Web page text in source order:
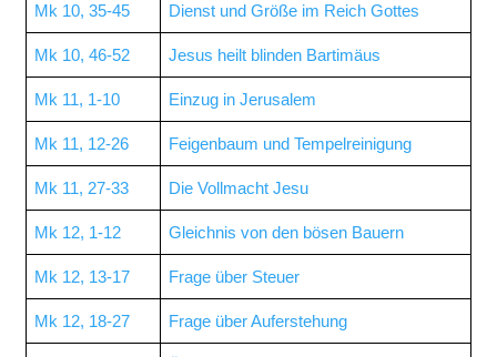
Mk 10, 35-45 Dienst und Größe im Reich Gottes
Mk 10, 46-52 Jesus heilt blinden Bartimäus
Mk 11, 1-10 Einzug in Jerusalem
Mk 11, 12-26 Feigenbaum und Tempelreinigung
Mk 11, 27-33 Die Vollmacht Jesu
Mk 12, 1-12 Gleichnis von den bösen Bauern
Mk 12, 13-17 Frage über Steuer
Mk 12, 18-27 Frage über Auferstehung